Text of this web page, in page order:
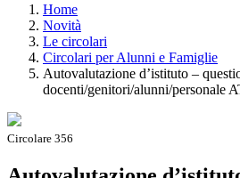
Home
Novità
Le circolari
Circolari per Alunni e Famiglie
Autovalutazione d’istituto –
docenti/genitori/alunni/personale
Circolare 356